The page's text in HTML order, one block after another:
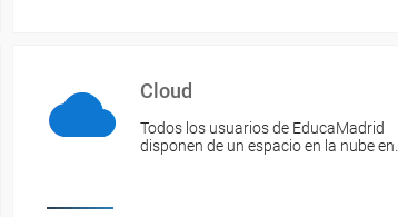
Cloud
Todos los usuarios de EducaMadrid
disponen de un espacio en la nube en…